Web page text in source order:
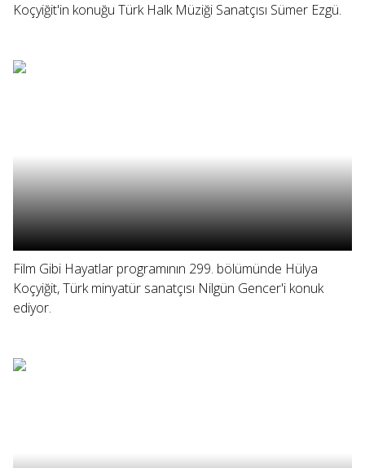
Koçyiğit'in konuğu Türk Halk Müziği Sanatçısı Sümer Ezgü.
Film Gibi Hayatlar programının 299. bölümünde Hülya
Koçyiğit, Türk minyatür sanatçısı Nilgün Gencer'i konuk
ediyor.